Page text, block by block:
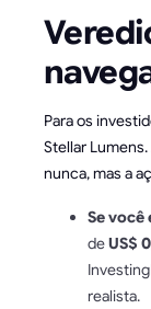
Para os
Stellar
nunca, mas a
Se
deUS$
realista.